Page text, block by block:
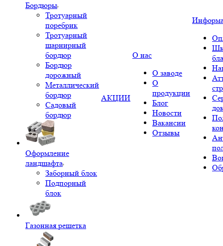
Бордюры
Тротуарный
поребрик
Тротуарный
шарнирный
бордюр
Бордюр
дорожный
Металлический
бордюр
Садовый
бордюр
Оформление
ландшафта
Заборный блок
Подпорный
блок
Газонная решетка
АКЦИИ
О нас
О заводе
О
продукции
Блог
Новости
Вакансии
Отзывы